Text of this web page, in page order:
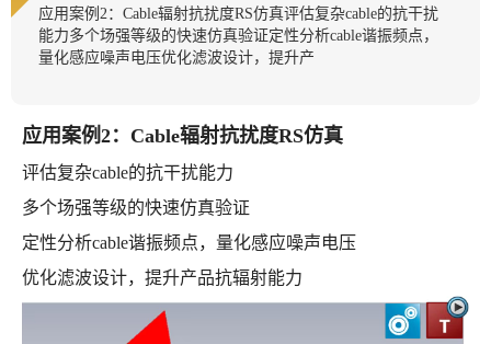
应用案例2：Cable辐射抗扰度RS仿真评估复杂cable的抗干扰
能力多个场强等级的快速仿真验证定性分析cable谐振频点，
量化感应噪声电压优化滤波设计，提升产
应用案例2：Cable辐射抗扰度RS仿真
评估复杂cable的抗干扰能力
多个场强等级的快速仿真验证
定性分析cable谐振频点，量化感应噪声电压
优化滤波设计，提升产品抗辐射能力